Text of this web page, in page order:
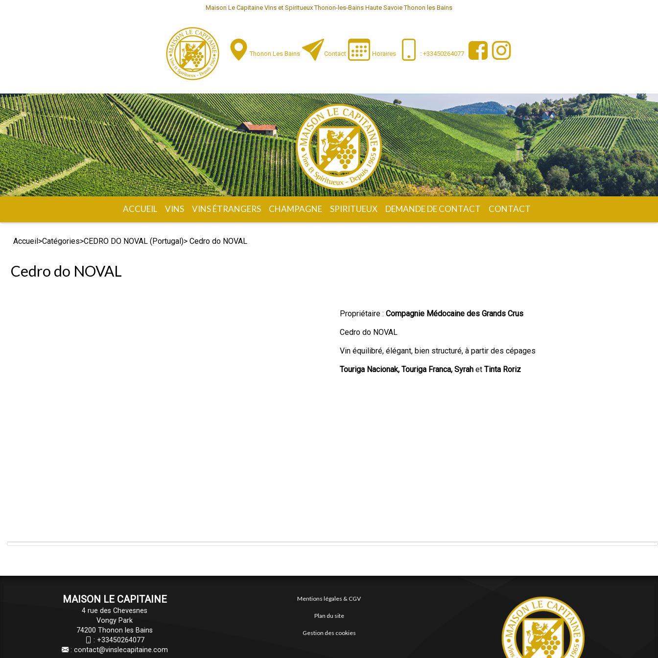
Maison Le Capitaine Vins et Spiritueux Thonon-les-Bains Haute Savoie Thonon les Bains
Thonon Les Bains Contact Horaires : +33450264077
ACCUEIL VINS VINS ÉTRANGERS CHAMPAGNE SPIRITUEUX DEMANDE DE CONTACT CONTACT
Accueil>Catégories>CEDRO DO NOVAL (Portugal)> Cedro do NOVAL
Cedro do NOVAL
Propriétaire : Compagnie Médocaine des Grands Crus
Cedro do NOVAL
Vin équilibré, élégant, bien structuré, à partir des cépages
Touriga Nacionak, Touriga Franca, Syrah et Tinta Roriz
MAISON LE CAPITAINE
4 rue des Chevesnes
Vongy Park
74200 Thonon les Bains
: +33450264077
: contact@vinslecapitaine.com
Mentions légales & CGV
Plan du site
Gestion des cookies